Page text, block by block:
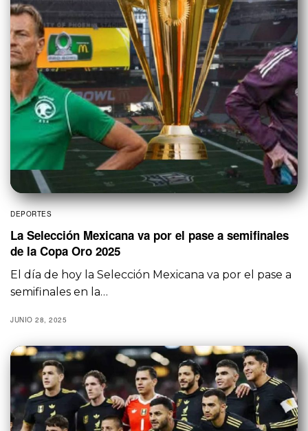
DEPORTES
La Selección Mexicana va por el pase a semifinales
de la Copa Oro 2025
El día de hoy la Selección Mexicana va por el pase a
semifinales en la…
JUNIO 28, 2025